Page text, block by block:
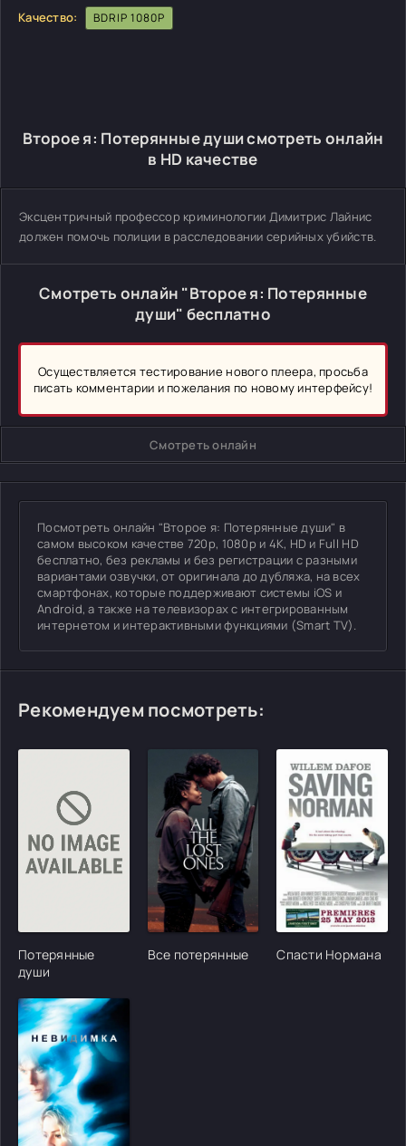
Качество:
BDRIP 1080P
Второе я: Потерянные души смотреть онлайн
в HD качестве
Эксцентричный профессор криминологии Димитрис Лайнис
должен помочь полиции в расследовании серийных убийств.
Смотреть онлайн "Второе я: Потерянные
души" бесплатно
Осуществляется тестирование нового плеера, просьба
писать комментарии и пожелания по новому интерфейсу!
Смотреть онлайн
Посмотреть онлайн "Второе я: Потерянные души" в
самом высоком качестве 720p, 1080p и 4K, HD и Full HD
бесплатно, без рекламы и без регистрации с разными
вариантами озвучки, от оригинала до дубляжа, на всех
смартфонах, которые поддерживают системы iOS и
Android, а также на телевизорах с интегрированным
интернетом и интерактивными функциями (Smart TV).
Рекомендуем посмотреть:
[/xfgiven_cvh_poster_urlcvh_poster_url]
Потерянные
души
[/xfgiven_cvh_poster_urlcvh_poster_url]
Все потерянные
[/
Спасти Нормана